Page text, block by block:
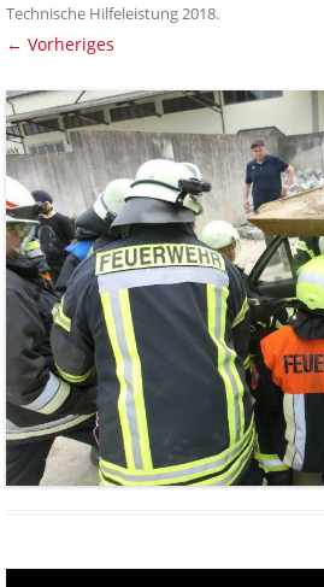
Technische Hilfeleistung 2018.
← Vorheriges